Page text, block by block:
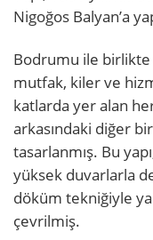
Nigoğos Balyan’a
Bodrumu ile birlikte
mutfak, kiler ve
katlarda yer alan
arkasındaki diğer
tasarlanmış. Bu
yüksek duvarlarla
döküm tekniğiyle
çevrilmiş.